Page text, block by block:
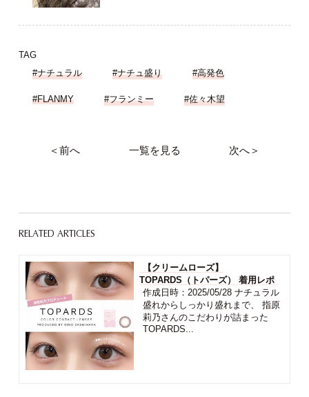
TAG
#ナチュラル
#ナチュ盛り #高発色
#FLANMY #フランミー #佐々木望
＜前へ 一覧を見る 次へ＞
RELATED ARTICLES
【クリームローズ】
TOPARDS（トパーズ） 着用レポ
作成日時：2025/05/28 ナチュラル
盛れからしっかり盛れまで、 指原
莉乃さんのこだわりが詰まった
TOPARDS...